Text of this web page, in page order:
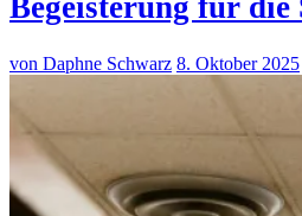
Begeisterung für die
von Daphne Schwarz 8. Oktober 2025